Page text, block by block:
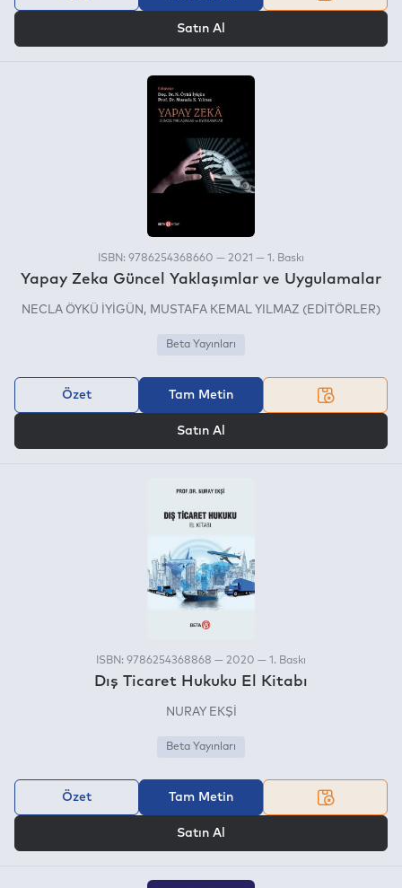
Satın Al
ISBN: 9786254368660 — 2021 — 1. Baskı
Yapay Zeka Güncel Yaklaşımlar ve Uygulamalar
NECLA ÖYKÜ İYİGÜN MUSTAFA KEMAL YILMAZ (EDİTÖRLER)
Beta Yayınları
Özet Tam Metin
Satın Al
ISBN: 9786254368868 — 2020 — 1. Baskı
Dış Ticaret Hukuku El Kitabı
NURAY EKŞİ
Beta Yayınları
Özet Tam Metin
Satın Al